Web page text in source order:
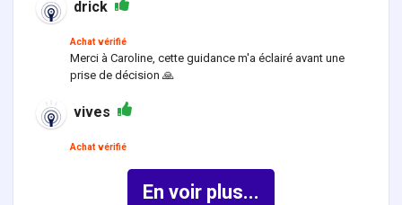
drick
Achat vérifié
Merci à Caroline, cette guidance m'a éclairé avant une
prise de décision 🙏
vives
Achat vérifié
En voir plus...